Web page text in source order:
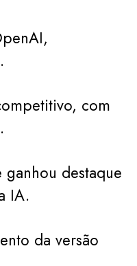
com
ganhou destaque
IA.
da versão